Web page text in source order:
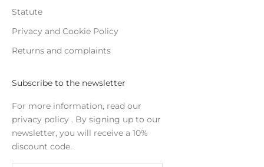
Statute
Privacy and Cookie Policy
Returns and complaints
Subscribe to the newsletter
For more information, read our
privacy policy . By signing up to our
newsletter, you will receive a 10%
discount code.